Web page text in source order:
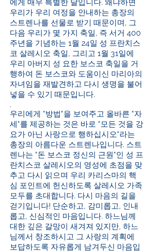
에게 매우 특별한 달입니다. 왜냐하면
우리가 우리 여정을 안내하는 총장의
스트렌나를 선물로 받기 때문이며, 그
다음 우리가 몇 가지 축일, 즉 서거 400
주년을 기념하는 1월 24일 성 프란치스
코 살레시오 축일, 그리고 1월 31일에
우리 아버지 성 요한 보스코 축일을 거
행하여 돈 보스코와 도움이신 마리아의
자녀임을 재발견하고 다시 생명을 불어
넣을 수 있기 때문입니다.
.
우리에게 "방법"을 보여주고 올바른 "자
세"를 제공하는 것은 바로 "모든 것을 강
요가 아닌 사랑으로 행하십시오"라는
총장의 아름다운 스트렌나입니다. 스트
렌나는 "돈 보스코 정신의 근원"인 성 프
란치스코 살레시오의 영성에 초점을 맞
추고 다시 읽으며 우리 카리스마의 핵
심 포인트에 헌신하도록 살레시오 가족
모두를 초대합니다. 다시 마음의 길을
걷기입니다! 단순하고, 감미롭고, 인내
롭고, 신심적인 마음입니다. 하느님께
대한 깊은 갈망이 새겨져 있지만, 하느
님께서 창조하시고 그 사랑의 계획에
보답하도록 자유롭게 남겨두신 마음입